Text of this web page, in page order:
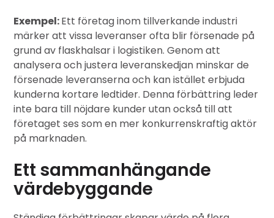
Exempel:Ett företag inom tillverkande industri
märker att vissa leveranser ofta blir försenade på
grund av flaskhalsar i logistiken. Genom att
analysera och justera leveranskedjan minskar de
försenade leveranserna och kan istället erbjuda
kunderna kortare ledtider. Denna förbättring leder
inte bara till nöjdare kunder utan också till att
företaget ses som en mer konkurrenskraftig aktör
på marknaden.
Ett sammanhängande
värdebyggande